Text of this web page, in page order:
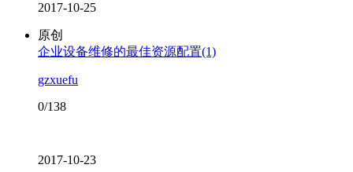
2017-10-25
原创
企业设备维修的最佳资源配置(1)
gzxuefu
0/138
2017-10-23